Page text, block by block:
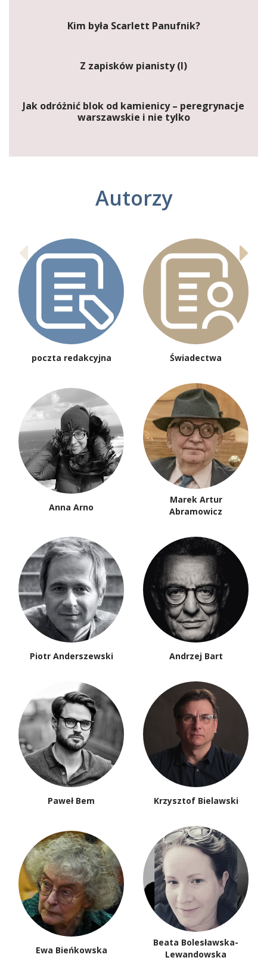
Kim była Scarlett Panufnik?
Z zapisków pianisty (I)
Jak odróżnić blok od kamienicy – peregrynacje
warszawskie i nie tylko
Autorzy
poczta redakcyjna Świadectwa
Anna Arno
Marek Artur
Abramowicz
Piotr Anderszewski Andrzej Bart
Paweł Bem Krzysztof Bielawski
Ewa Bieńkowska
Beata Bolesławska-
Lewandowska